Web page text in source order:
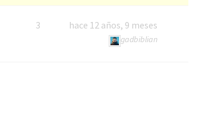
3 hace 12 años, 9 meses
gadbiblian